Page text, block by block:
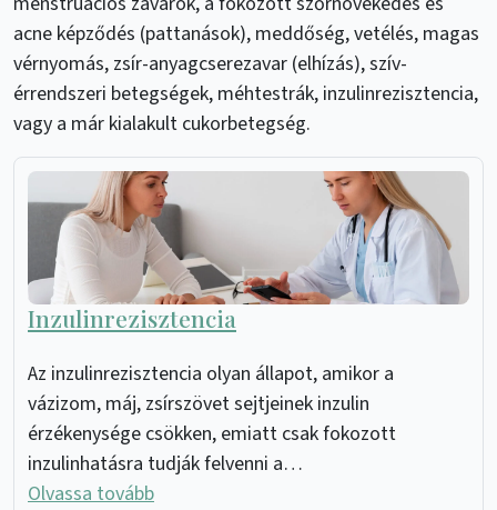
acne képződés (pattanások), meddőség, vetélés, magas
vérnyomás, zsír-anyagcserezavar (elhízás), szív-
érrendszeri betegségek, méhtestrák, inzulinrezisztencia,
vagy a már kialakult cukorbetegség.
Inzulinrezisztencia
Az inzulinrezisztencia olyan állapot, amikor a
vázizom, máj, zsírszövet sejtjeinek inzulin
érzékenysége csökken, emiatt csak fokozott
inzulinhatásra tudják felvenni a…
Olvassa tovább